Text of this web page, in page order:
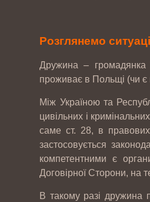
Розглянемо
Дружина – громадянка
проживає в Польщі (чи є
Між Україною та
цивільних і
саме ст. 28, в правових
застосовується
компетентними є
Договірної Сторони, на
В такому разі дружина